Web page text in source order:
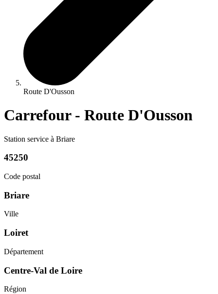
Route D'Ousson
Carrefour - Route D'Ousson
Station service à Briare
45250
Code postal
Briare
Ville
Loiret
Département
Centre-Val de Loire
Région